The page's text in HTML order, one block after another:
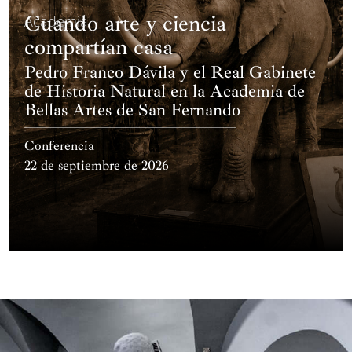
Academia
Cuando arte y ciencia
compartían casa
Pedro Franco Dávila y el Real Gabinete
de Historia Natural en la Academia de
Bellas Artes de San Fernando
Conferencia
22 de septiembre de 2026